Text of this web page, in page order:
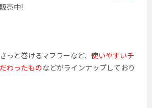
売中!
っと巻けるマフラーなど、 使いやすいチ
わったものなどがラインナップしており